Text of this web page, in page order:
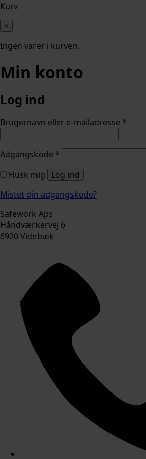
Kurv
×
Ingen varer i kurven.
Min konto
Log ind
Brugernavn eller e-mailadresse *
Adgangskode *
Husk mig
Log ind
Mistet din adgangskode?
Safework Aps
Håndværkervej 6
6920 Videbæk